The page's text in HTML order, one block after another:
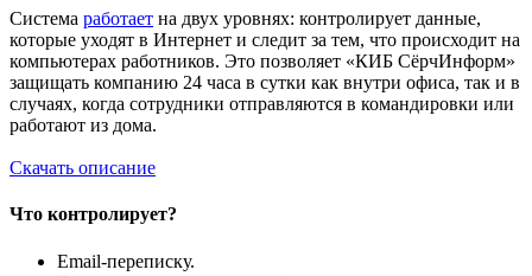
Система работает на двух уровнях: контролирует данные,
которые уходят в Интернет и следит за тем, что происходит на
компьютерах работников. Это позволяет «КИБ СёрчИнформ»
защищать компанию 24 часа в сутки как внутри офиса, так и в
случаях, когда сотрудники отправляются в командировки или
работают из дома.
Скачать описание
Что контролирует?
Email-переписку.